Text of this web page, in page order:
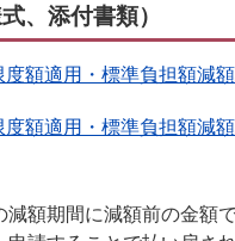
、添付書類）
額適用・標準負担額減
額適用・標準負担額減
減額期間に減額前の金額